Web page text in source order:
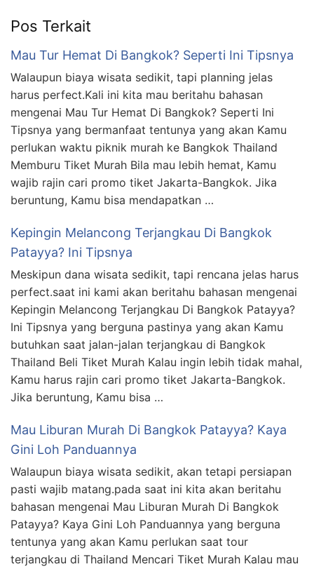
Pos Terkait
Mau Tur Hemat Di Bangkok? Seperti Ini Tipsnya
Walaupun biaya wisata sedikit, tapi planning jelas
harus perfect.Kali ini kita mau beritahu bahasan
mengenai Mau Tur Hemat Di Bangkok? Seperti Ini
Tipsnya yang bermanfaat tentunya yang akan Kamu
perlukan waktu piknik murah ke Bangkok Thailand
Memburu Tiket Murah Bila mau lebih hemat, Kamu
wajib rajin cari promo tiket Jakarta-Bangkok. Jika
beruntung, Kamu bisa mendapatkan …
Kepingin Melancong Terjangkau Di Bangkok
Patayya? Ini Tipsnya
Meskipun dana wisata sedikit, tapi rencana jelas harus
perfect.saat ini kami akan beritahu bahasan mengenai
Kepingin Melancong Terjangkau Di Bangkok Patayya?
Ini Tipsnya yang berguna pastinya yang akan Kamu
butuhkan saat jalan-jalan terjangkau di Bangkok
Thailand Beli Tiket Murah Kalau ingin lebih tidak mahal,
Kamu harus rajin cari promo tiket Jakarta-Bangkok.
Jika beruntung, Kamu bisa …
Mau Liburan Murah Di Bangkok Patayya? Kaya
Gini Loh Panduannya
Walaupun biaya wisata sedikit, akan tetapi persiapan
pasti wajib matang.pada saat ini kita akan beritahu
bahasan mengenai Mau Liburan Murah Di Bangkok
Patayya? Kaya Gini Loh Panduannya yang berguna
tentunya yang akan Kamu perlukan saat tour
terjangkau di Thailand Mencari Tiket Murah Kalau mau